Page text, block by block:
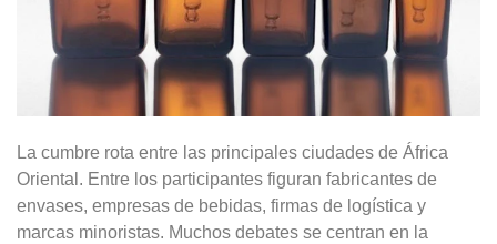
La cumbre rota entre las principales ciudades de África
Oriental. Entre los participantes figuran fabricantes de
envases, empresas de bebidas, firmas de logística y
marcas minoristas. Muchos debates se centran en la